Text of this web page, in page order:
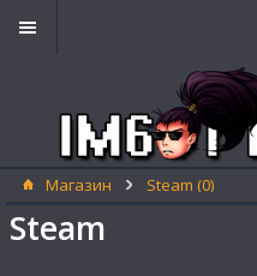
Магазин Steam (0)
Steam